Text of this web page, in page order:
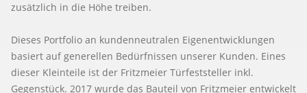
zusätzlich in die Höhe treiben.
Dieses Portfolio an kundenneutralen Eigenentwicklungen
basiert auf generellen Bedürfnissen unserer Kunden. Eines
dieser Kleinteile ist der Fritzmeier Türfeststeller inkl.
Gegenstück. 2017 wurde das Bauteil von Fritzmeier entwickelt